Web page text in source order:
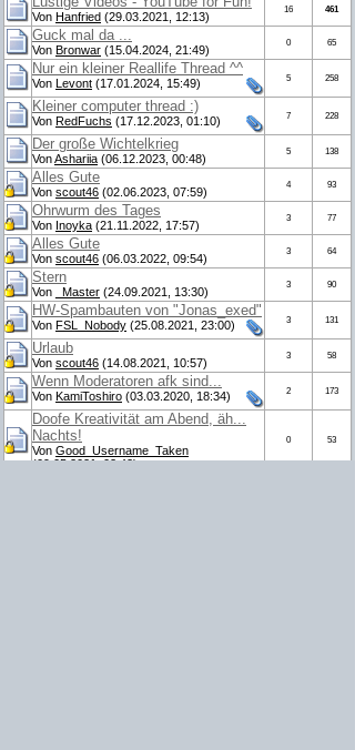
Von Hanfried (29.03.2021, 12:13)
16 461
Guck mal da ...
Von Bronwar (15.04.2024, 21:49)
0 65
Nur ein kleiner Reallife Thread ^^
Von Levont (17.01.2024, 15:49) 5 258
Kleiner computer thread :)
Von RedFuchs (17.12.2023, 01:10) 7 228
Der große Wichtelkrieg
VonAshariia (06.12.2023, 00:48)
5 138
Alles Gute
Von scout46 (02.06.2023, 07:59)
4 93
Ohrwurm des Tages
Von Inoyka (21.11.2022, 17:57)
3 77
Alles Gute
Von scout46 (06.03.2022, 09:54)
3 64
Stern
Von _Master (24.09.2021, 13:30)
3 90
HW-Spambauten von "Jonas_exed"
Von FSL_Nobody (25.08.2021, 23:00) 3 131
Urlaub
Von scout46 (14.08.2021, 10:57)
3 58
Wenn Moderatoren afk sind...
Von KamiToshiro (03.03.2020, 18:34) 2 173
Doofe Kreativität am Abend, äh...
Nachts!
Von Good_Username_Taken
(09.05.2021, 02:42)
0 53